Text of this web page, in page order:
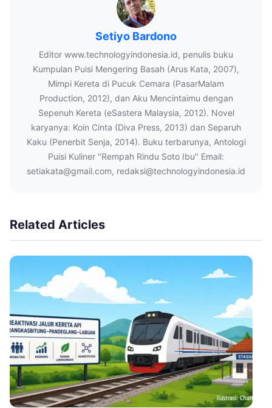
Setiyo Bardono
Editor www.technologyindonesia.id, penulis buku
Kumpulan Puisi Mengering Basah (Arus Kata, 2007),
Mimpi Kereta di Pucuk Cemara (PasarMalam
Production, 2012), dan Aku Mencintaimu dengan
Sepenuh Kereta (eSastera Malaysia, 2012). Novel
karyanya: Koin Cinta (Diva Press, 2013) dan Separuh
Kaku (Penerbit Senja, 2014). Buku terbarunya, Antologi
Puisi Kuliner "Rempah Rindu Soto Ibu" Email:
setiakata@gmail.com, redaksi@technologyindonesia.id
Related Articles